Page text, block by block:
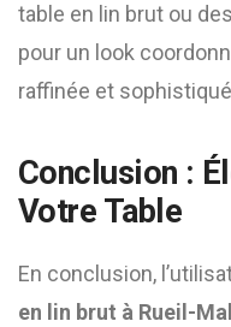
table en lin brut ou
pour un look
raffinée et
Conclusion :
Votre Table
En conclusion,
en lin brut à Rueil-